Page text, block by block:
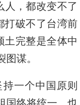
人，都改变不了
打破不了台湾前
土完整是全体中
谋。
一个中国原则